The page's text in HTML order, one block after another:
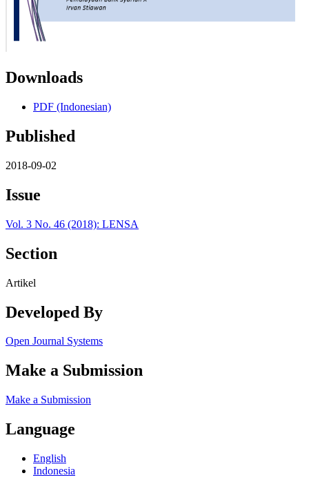
Downloads
PDF (Indonesian)
Published
2018-09-02
Issue
Vol. 3 No. 46 (2018): LENSA
Section
Artikel
Developed By
Open Journal Systems
Make a Submission
Make a Submission
Language
English
Indonesia